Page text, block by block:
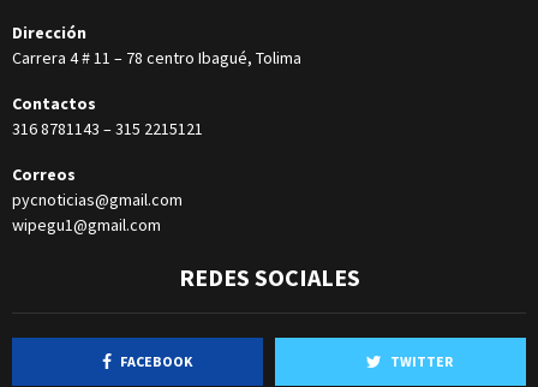
Dirección
Carrera 4 # 11 – 78 centro Ibagué, Tolima
Contactos
316 8781143 –315 2215121
Correos
pycnoticias@gmail.com
wipegu1@gmail.com
REDES SOCIALES
FACEBOOK TWITTER